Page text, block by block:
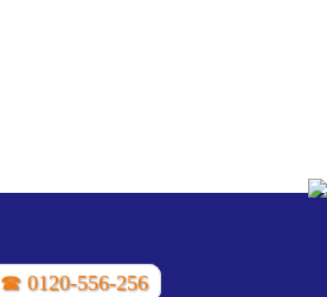
☎ 0120-556-256